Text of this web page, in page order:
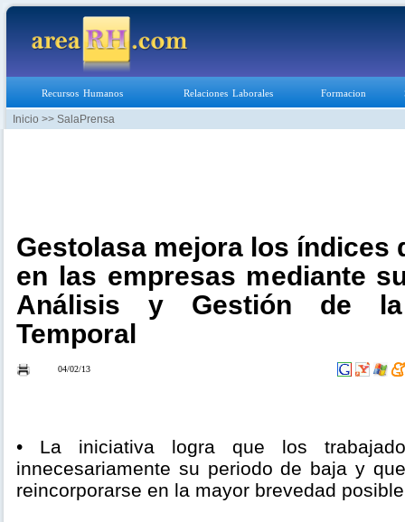
Recursos Humanos Relaciones Laborales Formacion
Inicio >> SalaPrensa
Gestolasa mejora los índices
en las empresas mediante
Análisis y Gestión de la
Temporal
04/02/13
• La iniciativa logra que los
innecesariamente su periodo de baja y
reincorporarse en la mayor brevedad